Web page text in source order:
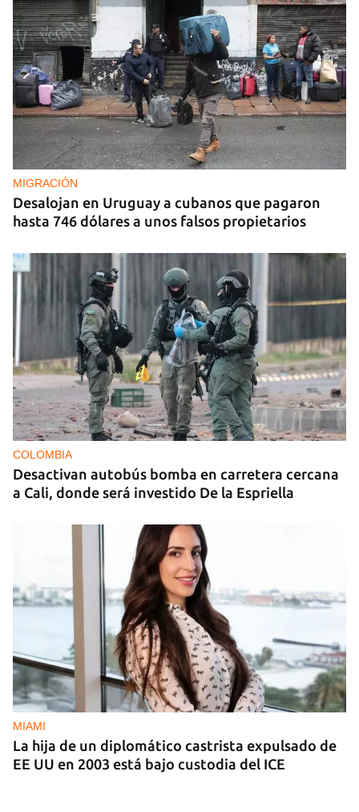
REPRESIÓN
La Seguridad del Estado realiza operativos en el
aniversario del Maleconazo
MIGRACIÓN
Desalojan en Uruguay a cubanos que pagaron
hasta 746 dólares a unos falsos propietarios
COLOMBIA
Desactivan autobús bomba en carretera cercana
a Cali, donde será investido De la Espriella
MIAMI
La hija de un diplomático castrista expulsado de
EE UU en 2003 está bajo custodia del ICE